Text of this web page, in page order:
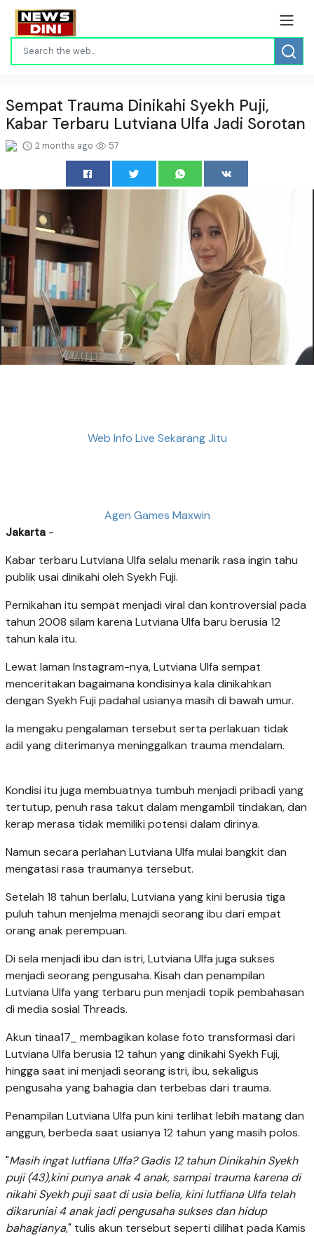
Sempat Trauma Dinikahi Syekh Puji,
Kabar Terbaru Lutviana Ulfa Jadi Sorotan
2 months ago 57
Web Info Live Sekarang Jitu
Agen Games Maxwin
Jakarta -
Kabar terbaru Lutviana Ulfa selalu menarik rasa ingin tahu
publik usai dinikahi oleh Syekh Fuji.
Pernikahan itu sempat menjadi viral dan kontroversial pada
tahun 2008 silam karena Lutviana Ulfa baru berusia 12
tahun kala itu.
Lewat laman Instagram-nya, Lutviana Ulfa sempat
menceritakan bagaimana kondisinya kala dinikahkan
dengan Syekh Fuji padahal usianya masih di bawah umur.
Ia mengaku pengalaman tersebut serta perlakuan tidak
adil yang diterimanya meninggalkan trauma mendalam.
Kondisi itu juga membuatnya tumbuh menjadi pribadi yang
tertutup, penuh rasa takut dalam mengambil tindakan, dan
kerap merasa tidak memiliki potensi dalam dirinya.
Namun secara perlahan Lutviana Ulfa mulai bangkit dan
mengatasi rasa traumanya tersebut.
Setelah 18 tahun berlalu, Lutviana yang kini berusia tiga
puluh tahun menjelma menajdi seorang ibu dari empat
orang anak perempuan.
Di sela menjadi ibu dan istri, Lutviana Ulfa juga sukses
menjadi seorang pengusaha. Kisah dan penampilan
Lutviana Ulfa yang terbaru pun menjadi topik pembahasan
di media sosial Threads.
Akun tinaa17_ membagikan kolase foto transformasi dari
Lutviana Ulfa berusia 12 tahun yang dinikahi Syekh Fuji,
hingga saat ini menjadi seorang istri, ibu, sekaligus
pengusaha yang bahagia dan terbebas dari trauma.
Penampilan Lutviana Ulfa pun kini terlihat lebih matang dan
anggun, berbeda saat usianya 12 tahun yang masih polos.
"Masih ingat lutfiana Ulfa? Gadis 12 tahun Dinikahin Syekh
puji (43),kini punya anak 4 anak, sampai trauma karena di
nikahi Syekh puji saat di usia belia, kini lutfiana Ulfa telah
dikaruniai 4 anak jadi pengusaha sukses dan hidup
bahagianya," tulis akun tersebut seperti dilihat pada Kamis